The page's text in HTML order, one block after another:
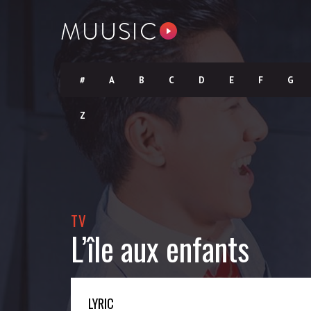
# A B C D E F G
Z
TV
L’île aux enfants
LYRIC